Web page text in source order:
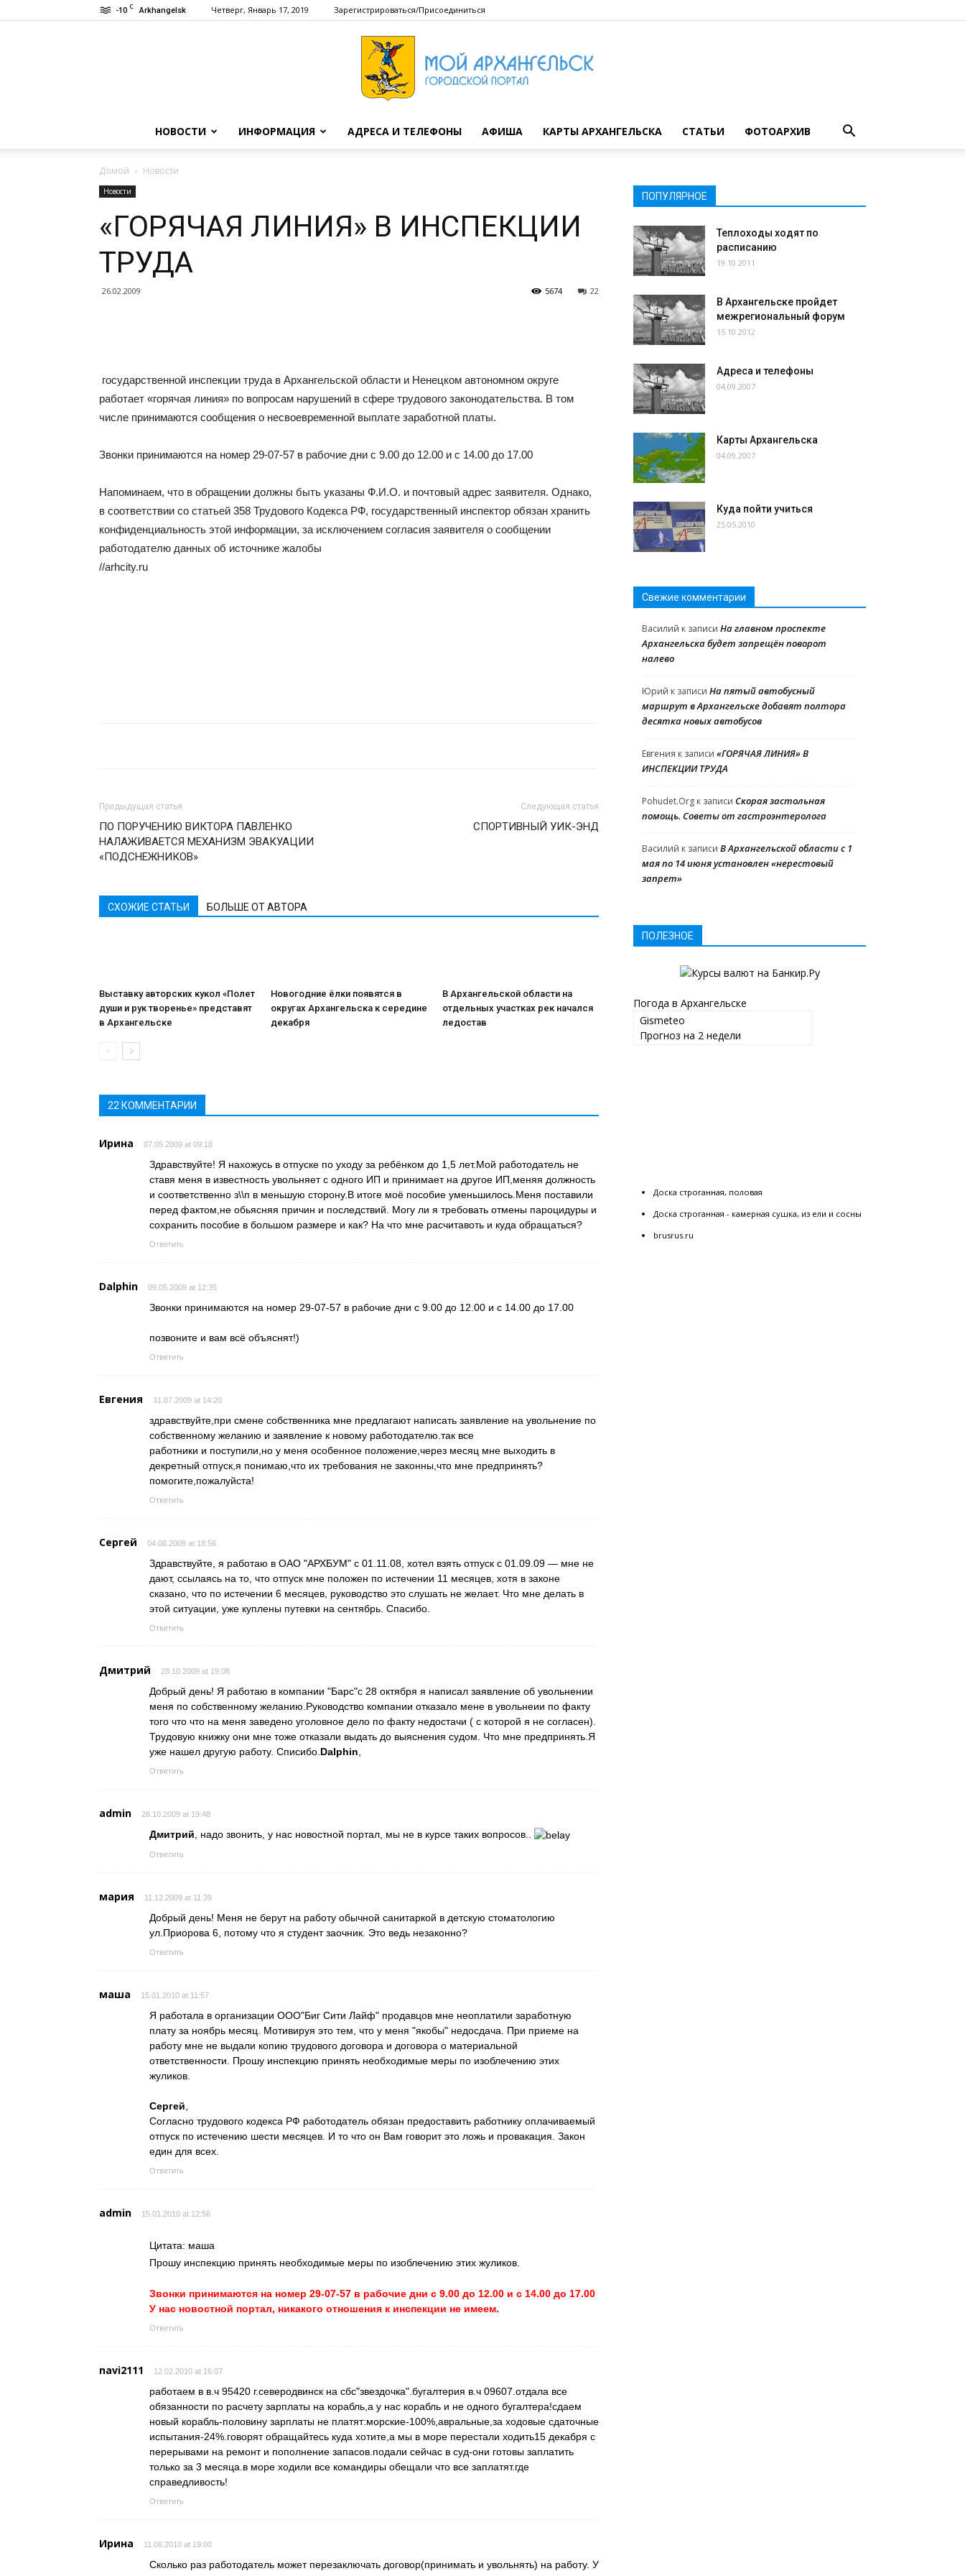
-10 C Arkhangelsk Четверг, Январь 17, 2019 Зарегистрироваться/Присоединиться
Архангельск
НОВОСТИ ИНФОРМАЦИЯ АДРЕСА И ТЕЛЕФОНЫ АФИША КАРТЫ АРХАНГЕЛЬСКА СТАТЬИ ФОТОАРХИВ
Домой Новости
Новости
«ГОРЯЧАЯ ЛИНИЯ» В ИНСПЕКЦИИ
ТРУДА
26.02.2009 22
5674
государственной инспекции труда в Архангельской области и Ненецком автономном округе
работает «горячая линия» по вопросам нарушений в сфере трудового законодательства. В том
числе принимаются сообщения о несвоевременной выплате заработной платы.
Звонки принимаются на номер 29-07-57 в рабочие дни с 9.00 до 12.00 и с 14.00 до 17.00
Напоминаем, что в обращении должны быть указаны Ф.И.О. и почтовый адрес заявителя. Однако,
в соответствии со статьей 358 Трудового Кодекса РФ, государственный инспектор обязан хранить
конфиденциальность этой информации, за исключением согласия заявителя о сообщении
работодателю данных об источнике жалобы
//arhcity.ru
Предыдущая статья
ПО ПОРУЧЕНИЮ ВИКТОРА ПАВЛЕНКО
НАЛАЖИВАЕТСЯ МЕХАНИЗМ ЭВАКУАЦИИ
«ПОДСНЕЖНИКОВ»
Следующая статья
СПОРТИВНЫЙ УИК-ЭНД
СХОЖИЕ СТАТЬИ БОЛЬШЕ ОТ АВТОРА
Выставку авторских кукол «Полет
души и рук творенье» представят
в Архангельске
Новогодние ёлки появятся в
округах Архангельска к середине
декабря
В Архангельской области на
отдельных участках рек начался
ледостав
22 КОММЕНТАРИИ
Ирина 07.05.2009 at 09:18
Здравствуйте! Я нахожусь в отпуске по уходу за ребёнком до 1,5 лет.Мой работодатель не
ставя меня в известность увольняет с одного ИП и принимает на другое ИП,меняя должность
и соответственно з\\п в меньшую сторону.В итоге моё пособие уменьшилось.Меня поставили
перед фактом,не обьясняя причин и последствий. Могу ли я требовать отмены пароцидуры и
сохранить пособие в большом размере и как? На что мне расчитавоть и куда обращаться?
Ответить
Dalphin 09.05.2009 at 12:35
Звонки принимаются на номер 29-07-57 в рабочие дни с 9.00 до 12.00 и с 14.00 до 17.00
позвоните и вам всё объяснят!)
Ответить
Евгения 31.07.2009 at 14:20
здравствуйте,при смене собственника мне предлагают написать заявление на увольнение по
собственному желанию и заявление к новому работодателю.так все
работники и поступили,но у меня особенное положение,через месяц мне выходить в
декретный отпуск,я понимаю,что их требования не законны,что мне предпринять?
помогите,пожалуйста!
Ответить
Сергей 04.08.2009 at 18:56
Здравствуйте, я работаю в ОАО "АРХБУМ" с 01.11.08, хотел взять отпуск с 01.09.09 — мне не
дают, ссылаясь на то, что отпуск мне положен по истечении 11 месяцев, хотя в законе
сказано, что по истечении 6 месяцев, руководство это слушать не желает. Что мне делать в
этой ситуации, уже куплены путевки на сентябрь. Спасибо.
Ответить
Дмитрий 28.10.2009 at 19:08
Добрый день! Я работаю в компании "Барс"с 28 октября я написал заявление об увольнении
меня по собственному желанию.Руководство компании отказало мене в увольнеии по факту
того что что на меня заведено уголовное дело по факту недостачи ( с которой я не согласен).
Трудовую книжку они мне тоже отказали выдать до выяснения судом. Что мне предпринять.Я
уже нашел другую работу. Списибо. Dalphin
Ответить
admin 28.10.2009 at 19:48
Дмитрий , надо звонить, у нас новостной портал, мы не в курсе таких вопросов..
Ответить
мария 11.12.2009 at 11:39
Добрый день! Меня не берут на работу обычной санитаркой в детскую стоматологию
ул.Приорова 6, потому что я студент заочник. Это ведь незаконно?
Ответить
маша 15.01.2010 at 11:57
Я работала в организации ООО"Биг Сити Лайф" продавцов мне неоплатили заработную
плату за ноябрь месяц. Мотивируя это тем, что у меня "якобы" недосдача. При приеме на
работу мне не выдали копию трудового договора и договора о материальной
ответственности. Прошу инспекцию принять необходимые меры по изоблечению этих
жуликов.
Сергей
Согласно трудового кодекса РФ работодатель обязан предоставить работнику оплачиваемый
отпуск по истечению шести месяцев. И то что он Вам говорит это ложь и провакация. Закон
един для всех.
Ответить
admin 15.01.2010 at 12:56
Цитата: маша
Прошу инспекцию принять необходимые меры по изоблечению этих жуликов.
Звонки принимаются на номер 29-07-57 в рабочие дни с 9.00 до 12.00 и с 14.00 до 17.00
У нас новостной портал, никакого отношения к инспекции не имеем.
Ответить
navi2111 12.02.2010 at 16:07
работаем в в.ч 95420 г.северодвинск на сбс"звездочка".бугалтерия в.ч 09607.отдала все
обязанности по расчету зарплаты на корабль,а у нас корабль и не одного бугалтера!сдаем
новый корабль-половину зарплаты не платят:морские-100%,авральные,за ходовые сдаточные
испытания-24%.говорят обращайтесь куда хотите,а мы в море перестали ходить15 декабря с
перерывами на ремонт и пополнение запасов.подали сейчас в суд-они готовы заплатить
только за 3 месяца.в море ходили все командиры обещали что все заплатят.где
справедливость!
Ответить
Ирина 11.06.2010 at 19:00
Сколько раз работодатель может перезаключать договор(принимать и увольнять) на работу. У
ПОПУЛЯРНОЕ
Теплоходы ходят по
расписанию
19.10.2011
В Архангельске пройдет
межрегиональный форум
15.10.2012
Адреса и телефоны
04.09.2007
Карты Архангельска
04.09.2007
Куда пойти учиться
25.05.2010
Свежие комментарии
Василий к записи На главном проспекте
Архангельска будет запрещён поворот
налево
Юрий к записи На пятый автобусный
маршрут в Архангельске добавят полтора
десятка новых автобусов
Евгения к записи «ГОРЯЧАЯ ЛИНИЯ» В
ИНСПЕКЦИИ ТРУДА
Pohudet.Org к записи Скорая застольная
помощь. Советы от гастроэнтеролога
Василий к записи В Архангельской области с 1
мая по 14 июня установлен «нерестовый
запрет»
ПОЛЕЗНОЕ
Погода в Архангельске
Gismeteo
Прогноз на 2 недели
Доска строганная, половая
Доска строганная - камерная сушка, из ели и сосны
brusrus.ru